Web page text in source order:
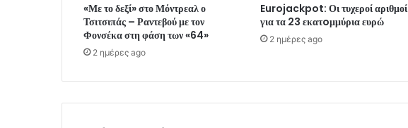
«Με το δεξί» στο Μόντρεαλ ο
Τσιτσιπάς – Ραντεβού με τον
Φονσέκα στη φάση των «64»
2 ημέρες ago
Eurojackpot: Οι τυχεροί αριθμοί
για τα 23 εκατoμμύρια ευρώ
2 ημέρες ago